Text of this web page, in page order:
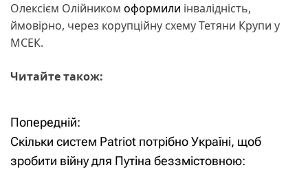
Олексієм Олійником оформили інвалідність,
ймовірно, через корупційну схему Тетяни Крупи у
МСЕК.
Читайте також:
Н
а
Попередній:
Скільки систем Patriot потрібно Україні, щоб
зробити війну для Путіна беззмістовною: